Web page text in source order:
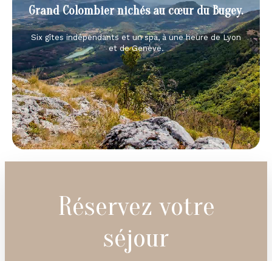
Grand Colombier nichés au cœur du Bugey.
Six gîtes indépendants et un spa, à une heure de Lyon
et de Genève.
Réservez votre
séjour